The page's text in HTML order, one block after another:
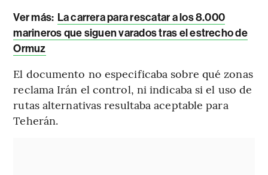
Ver más: La carrera para rescatar a los 8.000
marineros que siguen varados tras el estrecho de
Ormuz
El documento no especificaba sobre qué zonas
reclama Irán el control, ni indicaba si el uso de
rutas alternativas resultaba aceptable para
Teherán.